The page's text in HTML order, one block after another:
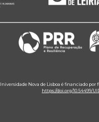
Nova de Lisboa é financiado
https://doi.org/10.54499/